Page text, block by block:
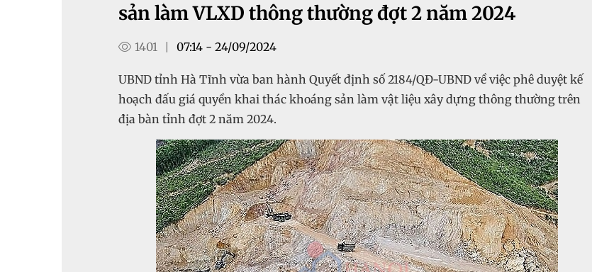
sản làm VLXD thông thường đợt 2 năm 2024
1401 07:14 - 24/09/2024
UBND tỉnh Hà Tĩnh vừa ban hành Quyết định số 2184/QĐ-UBND về việc phê duyệt kế
hoạch đấu giá quyền khai thác khoáng sản làm vật liệu xây dựng thông thường trên
địa bàn tỉnh đợt 2 năm 2024.